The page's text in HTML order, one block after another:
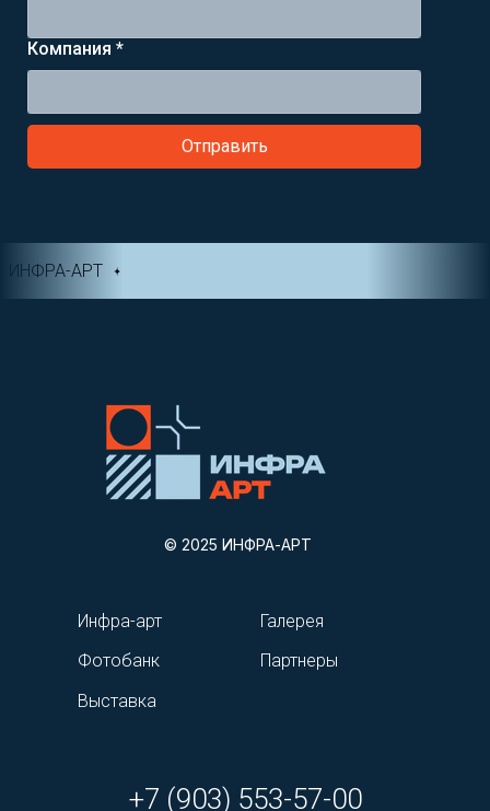
ИНФРА-АРТ
Компания *
Отправить
+7 (903) 553-57-00
Галерея
Партнеры
Инфра-арт
Фотобанк
Выставка
© 2025 ИНФРА-АРТ